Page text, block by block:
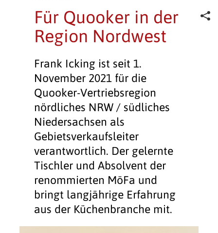
Für Quooker in der
Region Nordwest
Frank Icking ist seit 1.
November 2021 für die
Quooker-Vertriebsregion
nördliches NRW / südliches
Niedersachsen als
Gebietsverkaufsleiter
verantwortlich. Der gelernte
Tischler und Absolvent der
renommierten MöFa und
bringt langjährige Erfahrung
aus der Küchenbranche mit.